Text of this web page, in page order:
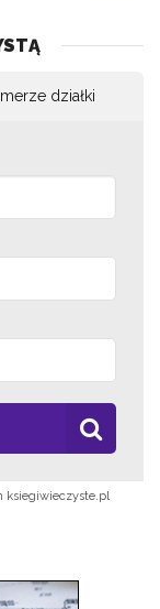
działki
ksiegiwieczyste.pl